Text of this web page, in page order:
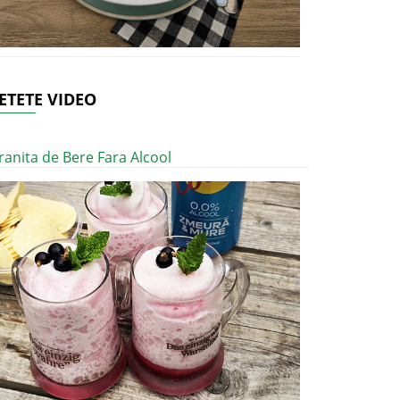
VIDEO
de Bere Fara Alcool